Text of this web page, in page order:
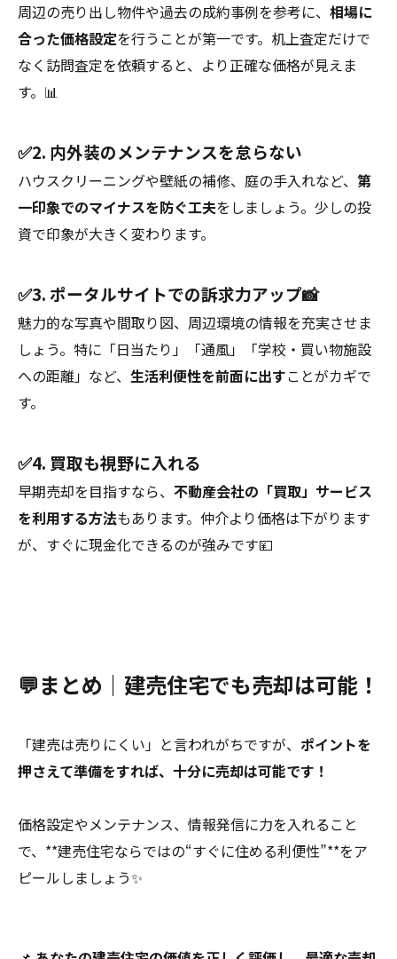
周辺の売り出し物件や過去の成約事例を参考に、 相場に
合った価格設定を行うことが第一です。机上査定だけで
なく訪問査定を依頼すると、より正確な価格が見えま
す。📊
✅2. 内外装のメンテナンスを怠らない
ハウスクリーニングや壁紙の補修、庭の手入れなど、 第
一印象でのマイナスを防ぐ工夫をしましょう。少しの投
資で印象が大きく変わります。
✅3. ポータルサイトでの訴求力アップ📸
魅力的な写真や間取り図、周辺環境の情報を充実させま
しょう。特に「日当たり」「通風」「学校・買い物施設
への距離」など、 生活利便性を前面に出すことがカギで
す。
✅4. 買取も視野に入れる
早期売却を目指すなら、 不動産会社の「買取」サービス
を利用する方法もあります。仲介より価格は下がります
が、すぐに現金化できるのが強みです💴
💬まとめ｜建売住宅でも売却は可能！
「建売は売りにくい」と言われがちですが、 ポイントを
押さえて準備をすれば、十分に売却は可能です！
価格設定やメンテナンス、情報発信に力を入れること
で、**建売住宅ならではの“すぐに住める利便性”**をア
ピールしましょう✨